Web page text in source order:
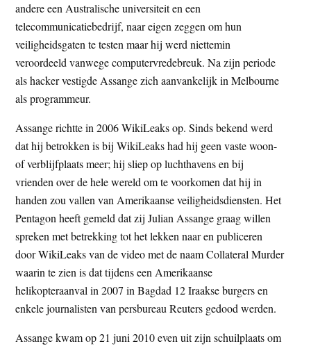
andere een Australische universiteit en een
telecommunicatiebedrijf, naar eigen zeggen om hun
veiligheidsgaten te testen maar hij werd niettemin
veroordeeld vanwege computervredebreuk. Na zijn periode
als hacker vestigde Assange zich aanvankelijk in Melbourne
als programmeur.
Assange richtte in 2006 WikiLeaks op. Sinds bekend werd
dat hij betrokken is bij WikiLeaks had hij geen vaste woon-
of verblijfplaats meer; hij sliep op luchthavens en bij
vrienden over de hele wereld om te voorkomen dat hij in
handen zou vallen van Amerikaanse veiligheidsdiensten. Het
Pentagon heeft gemeld dat zij Julian Assange graag willen
spreken met betrekking tot het lekken naar en publiceren
door WikiLeaks van de video met de naam Collateral Murder
waarin te zien is dat tijdens een Amerikaanse
helikopteraanval in 2007 in Bagdad 12 Iraakse burgers en
enkele journalisten van persbureau Reuters gedood werden.
Assange kwam op 21 juni 2010 even uit zijn schuilplaats om